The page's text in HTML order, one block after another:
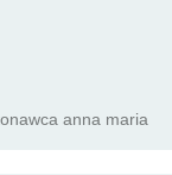
anna maria